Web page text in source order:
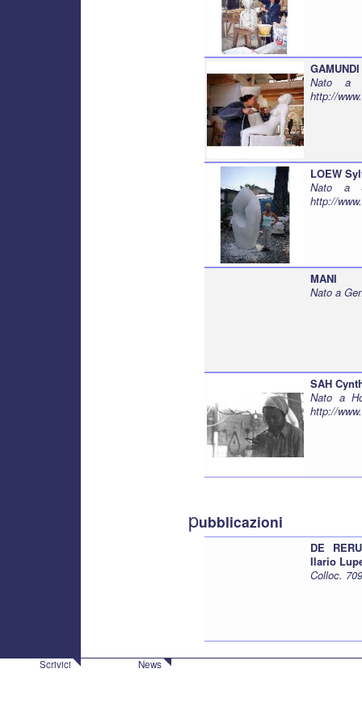
Nato a
http://
LOEW
Nato a
http://
MANI
Nato a
SAH
Nato a
http://
pubblicazioni
DE
Ilario
Colloc.
Scrivici News